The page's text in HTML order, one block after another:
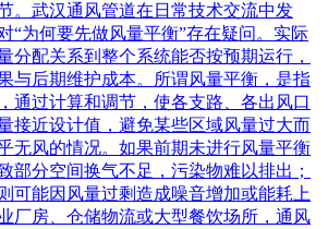
。武汉通风管道在日常技术交流中发
“为何要先做风量平衡”存在疑问。实际
分配关系到整个系统能否按预期运行，
与后期维护成本。所谓风量平衡，是指
通过计算和调节，使各支路、各出风口
接近设计值，避免某些区域风量过大而
无风的情况。如果前期未进行风量平衡
部分空间换气不足，污染物难以排出；
可能因风量过剩造成噪音增加或能耗上
厂房、仓储物流或大型餐饮场所，通风